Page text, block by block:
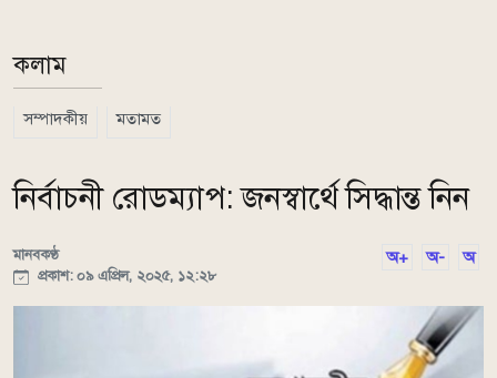
কলাম
সম্পাদকীয় মতামত
নির্বাচনী রোডম্যাপ: জনস্বার্থে সিদ্ধান্ত নিন
মানবকণ্ঠ
প্রকাশ: ০৯ এপ্রিল, ২০২৫, ১২:২৮
অ+ অ- অ